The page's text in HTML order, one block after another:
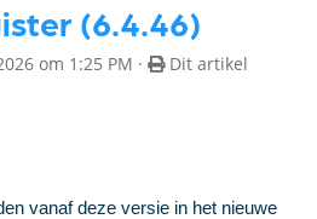
(6.4.46)
om 1:25 PM ·
Dit artikel
vanaf deze versie in het nieuwe